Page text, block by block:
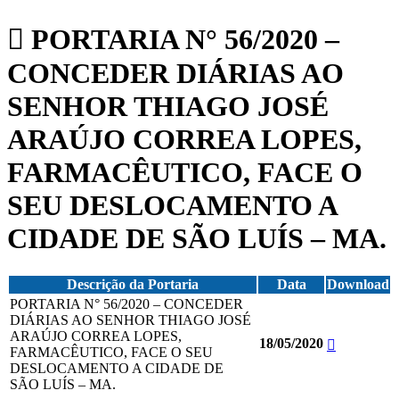
PORTARIA N° 56/2020 –
CONCEDER DIÁRIAS AO
SENHOR THIAGO JOSÉ
ARAÚJO CORREA LOPES,
FARMACÊUTICO, FACE O
SEU DESLOCAMENTO A
CIDADE DE SÃO LUÍS – MA.
Descrição da Portaria Data
Download
PORTARIA N° 56/2020 – CONCEDER
DIÁRIAS AO SENHOR THIAGO JOSÉ
ARAÚJO CORREA LOPES,
FARMACÊUTICO, FACE O SEU
DESLOCAMENTO A CIDADE DE
SÃO LUÍS – MA.
18/05/2020